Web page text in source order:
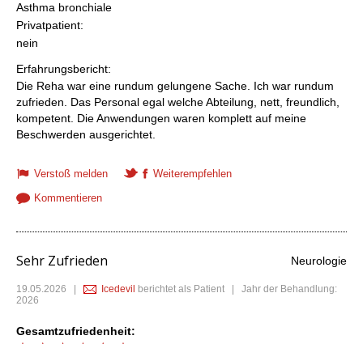
Asthma bronchiale
Privatpatient:
nein
Erfahrungsbericht:
Die Reha war eine rundum gelungene Sache. Ich war rundum
zufrieden. Das Personal egal welche Abteilung, nett, freundlich,
kompetent. Die Anwendungen waren komplett auf meine
Beschwerden ausgerichtet.
Verstoß melden
Weiterempfehlen
Kommentieren
Sehr Zufrieden Neurologie
19.05.2026 Icedevil
berichtet als Patient | Jahr der Behandlung:
2026
Gesamtzufriedenheit: